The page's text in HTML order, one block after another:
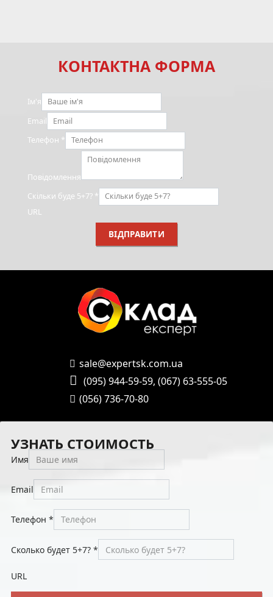
КОНТАКТНА ФОРМА
Ім'я
Email
Телефон *
Повідомлення
Скільки буде 5+7? *
URL
ВІДПРАВИТИ
sale@expertsk.com.ua
(095) 944-59-59, (067) 63-555-05
(056) 736-70-80
УЗНАТЬ СТОИМОСТЬ
Имя
Email
Телефон *
Сколько будет 5+7? *
URL